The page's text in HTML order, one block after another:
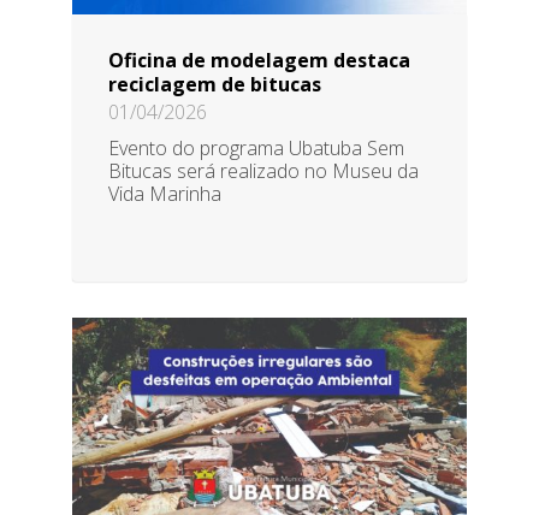
Oficina de modelagem destaca
reciclagem de bitucas
01/04/2026
Evento do programa Ubatuba Sem
Bitucas será realizado no Museu da
Vida Marinha